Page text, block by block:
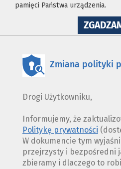
pamięci Państwa urządzenia.
Zmiana polityki
Drogi Użytkowniku,
Informujemy, że
Politykę prywatności
W dokumencie tym
przejrzysty i bezpośredni
zbieramy i dlaczego to